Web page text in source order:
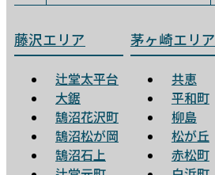
藤沢エリア
辻堂太平台
大鋸
鵠沼花沢町
鵠沼松が岡
鵠沼石上
茅ヶ崎エリア
共恵
平和町
柳島
松が丘
赤松町